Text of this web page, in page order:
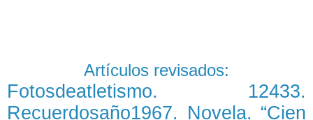
Artículos revisados:
Fotosdeatletismo. 12433.
Recuerdosaño1967. Novela. “Cien